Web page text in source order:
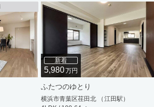
新着
5,980万円
ふたつのゆとり
横浜市青葉区荏田北 （江田駅）